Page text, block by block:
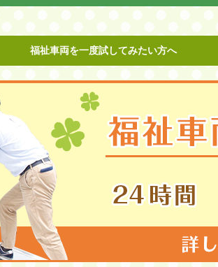
福祉車両を一度試してみたい方へ